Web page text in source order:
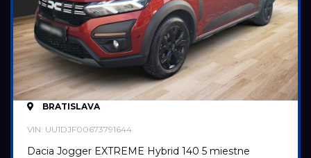
BRATISLAVA
VIN: UU1DJF00673791644
Dacia Jogger EXTREME Hybrid 140 5 miestne